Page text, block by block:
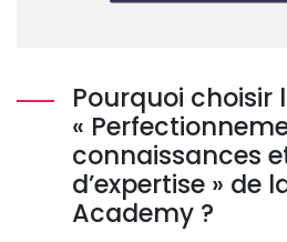
Pourquoi
«
connaissances
d’expertise » de
Academy ?